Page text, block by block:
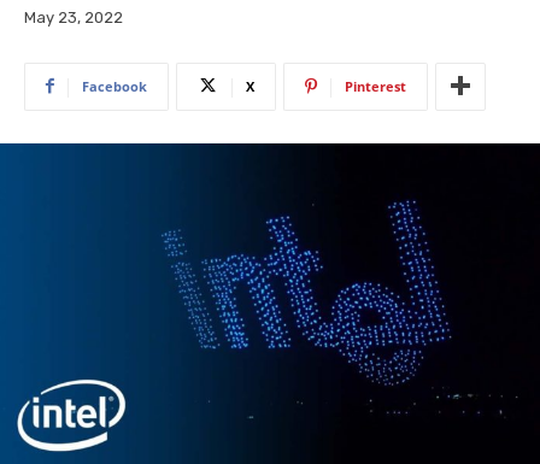
May 23, 2022
Facebook X Pinterest